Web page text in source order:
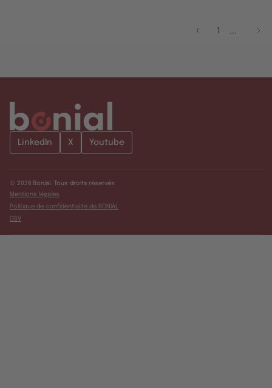
1 ...
LinkedIn X Youtube
© 2026 Bonial. Tous droits réservés
Mentions légales
Politique de confidentialité de BONIAL
CGV